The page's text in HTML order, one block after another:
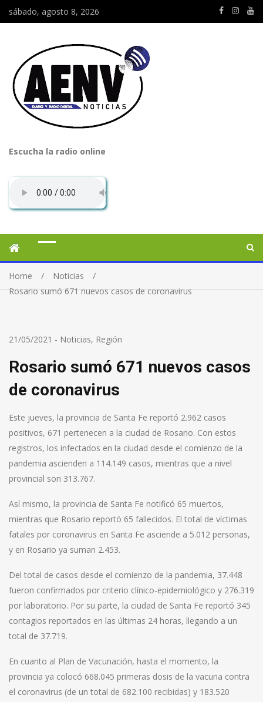
sábado, agosto 8, 2026
Escucha la radio online
Home
Noticias
Rosario sumó 671 nuevos casos de coronavirus
21/05/2021 - Noticias, Región
Rosario sumó 671 nuevos casos
de coronavirus
Este jueves, la provincia de Santa Fe reportó 2.962 casos
positivos, 671 pertenecen a la ciudad de Rosario. Con estos
registros, los infectados en la ciudad desde el comienzo de la
pandemia ascienden a 114.149 casos, mientras que a nivel
provincial son 313.767.
Así mismo, la provincia de Santa Fe notificó 65 muertos,
mientras que Rosario reportó 65 fallecidos. El total de víctimas
fatales por coronavirus en Santa Fe asciende a 5.012 personas,
y en Rosario ya suman 2.453.
Del total de casos desde el comienzo de la pandemia, 37.448
fueron confirmados por criterio clínico-epidemiológico y 276.319
por laboratorio. Por su parte, la ciudad de Santa Fe reportó 345
contagios reportados en las últimas 24 horas, llegando a un
total de 37.719.
En cuanto al Plan de Vacunación, hasta el momento, la
provincia ya colocó 668.045 primeras dosis de la vacuna contra
el coronavirus (de un total de 682.100 recibidas) y 183.520